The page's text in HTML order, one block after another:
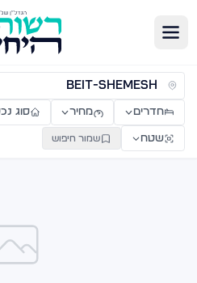
דירות למכירה ולהשכרה
חדרים מחיר סוג
שטח שמור חיפוש